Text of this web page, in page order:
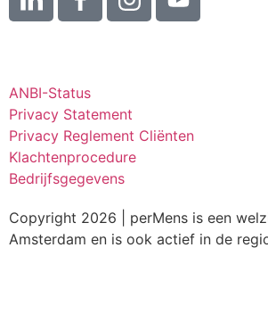
ANBI-Status
Privacy Statement
Privacy Reglement Cliënten
Klachtenprocedure
Bedrijfsgegevens
Copyright 2026 | perMens is een
Amsterdam en is ook actief in de